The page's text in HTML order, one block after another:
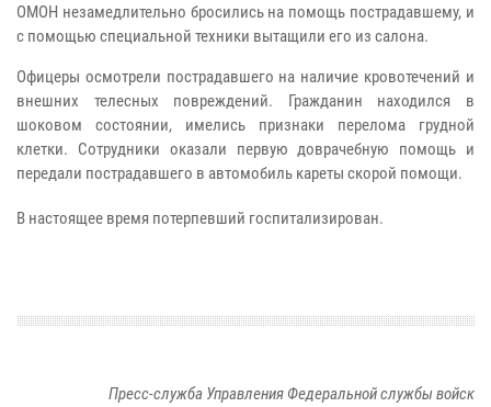
ОМОН незамедлительно бросились на помощь пострадавшему, и
с помощью специальной техники вытащили его из салона.
Офицеры осмотрели пострадавшего на наличие кровотечений и
внешних телесных повреждений. Гражданин находился в
шоковом состоянии, имелись признаки перелома грудной
клетки. Сотрудники оказали первую доврачебную помощь и
передали пострадавшего в автомобиль кареты скорой помощи.
В настоящее время потерпевший госпитализирован.
Пресс-служба Управления Федеральной службы войск